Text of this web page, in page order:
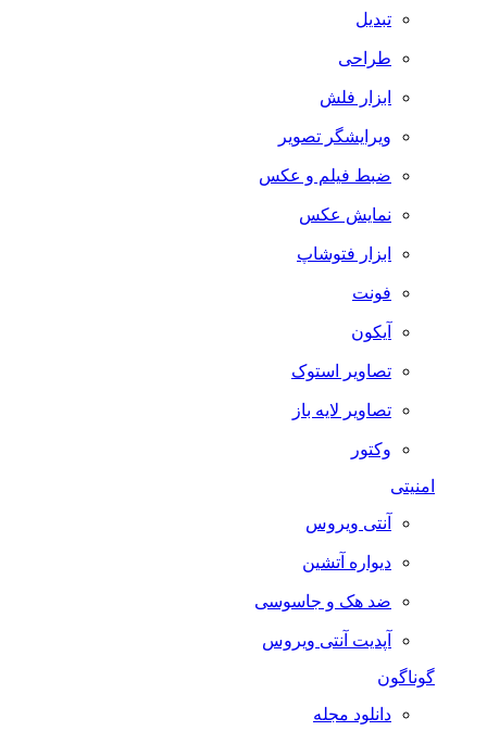
تبدیل
طراحی
ابزار فلش
ویرایشگر تصویر
ضبط فيلم و عكس
نمایش عکس
ابزار فتوشاپ
فونت
آیکون
تصاویر استوک
تصاویر لایه باز
وکتور
امنیتی
آنتی ویروس
دیواره آتشین
ضد هک و جاسوسی
آپدیت آنتی ویروس
گوناگون
دانلود مجله